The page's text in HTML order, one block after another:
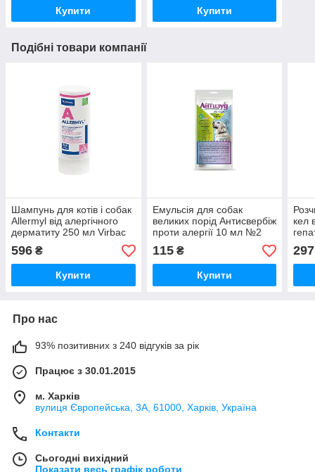
Купити Купити
Подібні товари компанії
Шампунь для котів і собак
Allermyl від алергічного
дерматиту 250 мл Virbac
596 ₴
Купити
Емульсія для собак
великих порід Антисвербіж
проти алергії 10 мл №2
Круг
115₴
Купити
кел
Kela
297
Про нас
93% позитивних з 240 відгуків за рік
Працює з 30.01.2015
м. Харків
вулиця Європейська, 3А, 61000, Харків, Україна
Контакти
Сьогодні вихідний
Показати весь графік роботи